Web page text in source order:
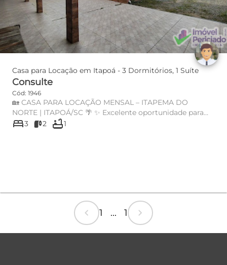
Casa para Locação em Itapoá - 3 Dormitórios, 1 Suíte
Consulte
Cód: 1946
🏡 CASA PARA LOCAÇÃO MENSAL – ITAPEMA DO
NORTE | ITAPOÁ/SC 🌴 ✨ Excelente oportunidade para
morar com conforto e espaç...
bed3 2 bathtub1
chevron_left 1 ... 1 chevron_right